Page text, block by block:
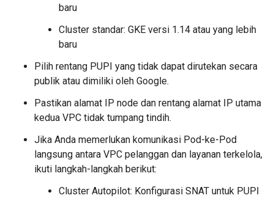
baru
Cluster standar: GKE versi 1.14 atau yang lebih
baru
Pilih rentang PUPI yang tidak dapat dirutekan secara
publik atau dimiliki oleh Google.
Pastikan alamat IP node dan rentang alamat IP utama
kedua VPC tidak tumpang tindih.
Jika Anda memerlukan komunikasi Pod-ke-Pod
langsung antara VPC pelanggan dan layanan terkelola,
ikuti langkah-langkah berikut:
Cluster Autopilot: Konfigurasi SNAT untuk PUPI